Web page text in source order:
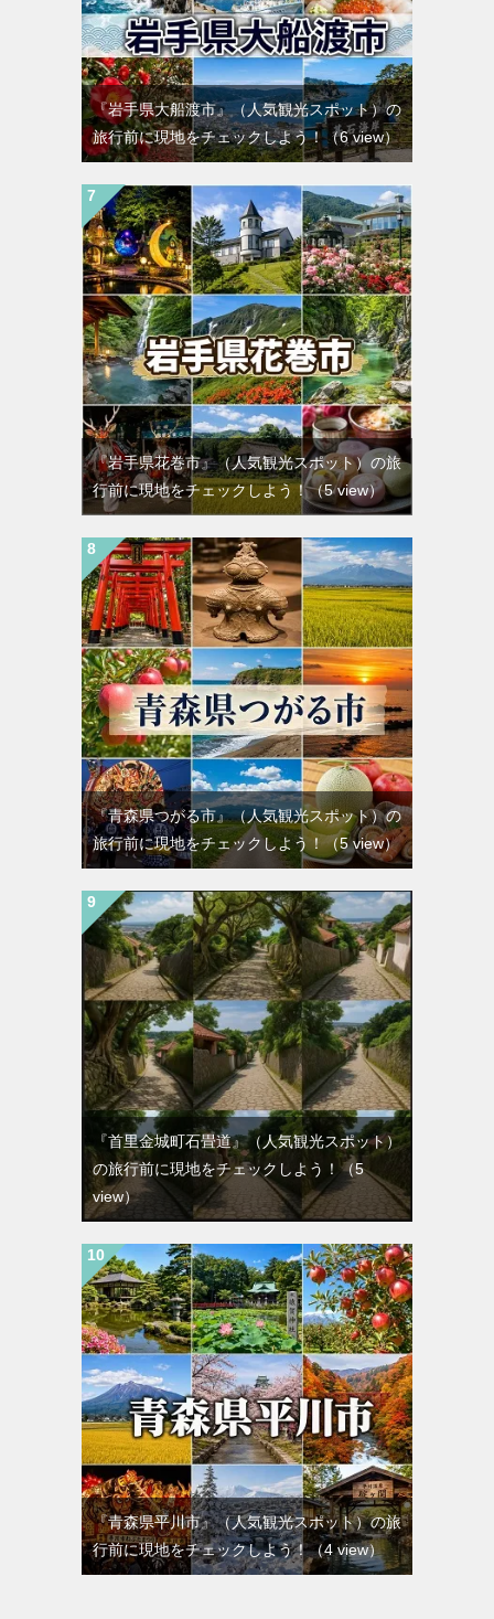
『岩手県大船渡市』（人気観光スポット）の
旅行前に現地をチェックしよう！（6 view）
『岩手県花巻市』（人気観光スポット）の旅
行前に現地をチェックしよう！（5 view）
『青森県つがる市』（人気観光スポット）の
旅行前に現地をチェックしよう！（5 view）
『首里金城町石畳道』（人気観光スポット）
の旅行前に現地をチェックしよう！ （5
view）
『青森県平川市』（人気観光スポット）の旅
行前に現地をチェックしよう！（4 view）